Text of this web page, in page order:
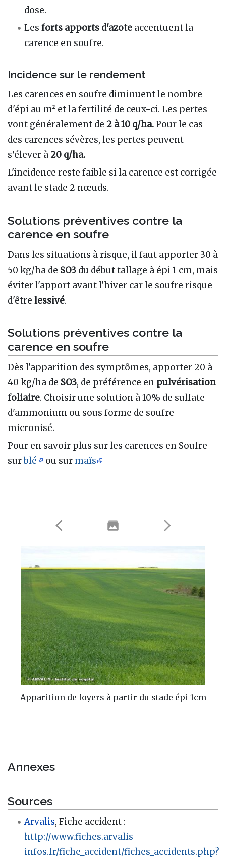
dose.
Lesforts apports d'azote accentuent la
carence en soufre.
Incidence sur le rendement
Les carences en soufre diminuent le nombre
d'épi au m² et la fertilité de ceux-ci. Les pertes
vont généralement de 2 à 10 q/ha.Pour le cas
des carences sévères, les pertes peuvent
s'élever à 20 q/ha.
L'incidence reste faible si la carence est corrigée
avant le stade 2 nœuds.
Solutions préventives contre la
carence en soufre
Dans les situations à risque, il faut apporter 30 à
50 kg/ha de SO3 du début tallage à épi 1 cm, mais
éviter l'apport avant l'hiver car le soufre risque
d'être lessivé.
Solutions préventives contre la
carence en soufre
Dès l'apparition des symptômes, apporter 20 à
40 kg/ha de SO3, de préférence en pulvérisation
foliaire. Choisir une solution à 10% de sulfate
d'ammonium ou sous forme de soufre
micronisé.
Pour en savoir plus sur les carences en Soufre
surblé ou sur maïs
Apparition de foyers à partir du stade épi 1cm
Annexes
Sources
Arvalis, Fiche accident :
http://www.fiches.arvalis-
infos.fr/fiche_accident/fiches_accidents.php?